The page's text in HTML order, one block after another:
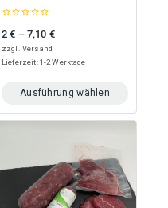
werden
out
of
2€ – 7,10 €Preisspanne: 2 € bis 7,10 €
zzgl. Versand
Lieferzeit: 1-2 Werktage
Ausführung wählen
Dieses
Varianten